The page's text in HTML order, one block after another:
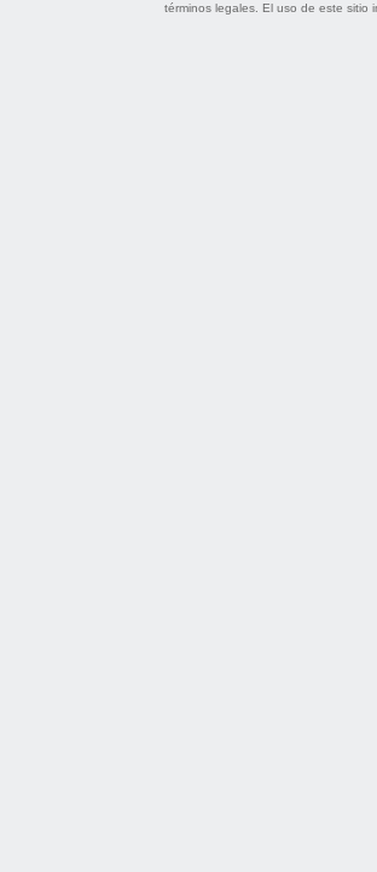
términos legales. El uso de este sitio